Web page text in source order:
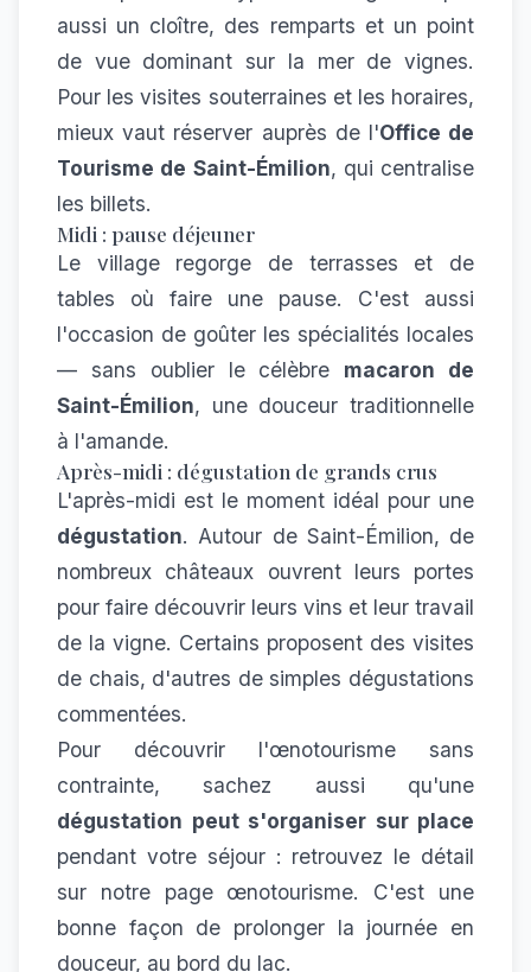
aussi un cloître, des remparts et un point
de vue dominant sur la mer de vignes.
Pour les visites souterraines et les horaires,
mieux vaut réserver auprès de l'Office de
Tourisme de Saint-Émilion, qui centralise
les billets.
Midi : pause déjeuner
Le village regorge de terrasses et de
tables où faire une pause. C'est aussi
l'occasion de goûter les spécialités locales
— sans oublier le célèbre macaron de
Saint-Émilion, une douceur traditionnelle
à l'amande.
Après-midi : dégustation de grands crus
L'après-midi est le moment idéal pour une
dégustation. Autour de Saint-Émilion, de
nombreux châteaux ouvrent leurs portes
pour faire découvrir leurs vins et leur travail
de la vigne. Certains proposent des visites
de chais, d'autres de simples dégustations
commentées.
Pour découvrir l'œnotourisme sans
contrainte, sachez aussi qu'une
dégustation peut s'organiser sur place
pendant votre séjour : retrouvez le détail
sur notre page œnotourisme. C'est une
bonne façon de prolonger la journée en
douceur, au bord du lac.